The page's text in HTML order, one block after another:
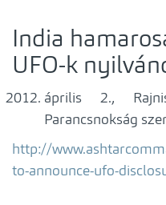
India
UFO-k
április 2.,
Parancsnokság
http://
to-announce-ufo-